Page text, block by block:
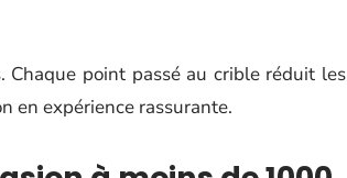
Chaque point passé au crible réduit les
en expérience rassurante.